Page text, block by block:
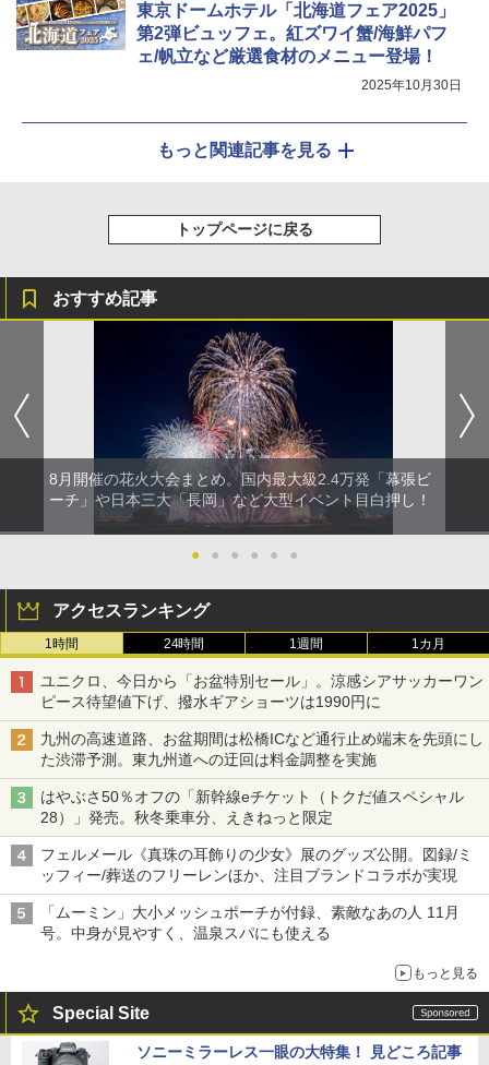
東京ドームホテル「北海道フェア2025」
第2弾ビュッフェ。紅ズワイ蟹/海鮮パフ
ェ/帆立など厳選食材のメニュー登場！
2025年10月30日
もっと関連記事を見る
トップページに戻る
おすすめ記事
8月開催の花火大会まとめ。国内最大級2.4万発「幕張ビ
ーチ」や日本三大「長岡」など大型イベント目白押し！
● ● ● ● ● ●
アクセスランキング
1時間 24時間 1週間 1カ月
ユニクロ、今日から「お盆特別セール」。涼感シアサッカーワン
ピース待望値下げ、撥水ギアショーツは1990円に
九州の高速道路、お盆期間は松橋ICなど通行止め端末を先頭にし
た渋滞予測。東九州道への迂回は料金調整を実施
はやぶさ50％オフの「新幹線eチケット（トクだ値スペシャル
28）」発売。秋冬乗車分、えきねっと限定
フェルメール《真珠の耳飾りの少女》展のグッズ公開。図録/ミ
ッフィー/葬送のフリーレンほか、注目ブランドコラボが実現
「ムーミン」大小メッシュポーチが付録、素敵なあの人 11月
号。中身が見やすく、温泉スパにも使える
もっと見る
Special Site
ソニーミラーレス一眼の大特集！ 見どころ記事